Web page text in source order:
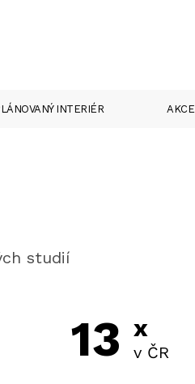
INTERIÉR AKCE
studií
13 x
v ČR